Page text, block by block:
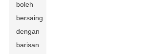
boleh
bersaing
dengan
barisan